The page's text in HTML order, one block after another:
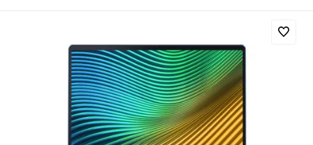
в корзину
Оплачивайте сегодня только
% картой любого банка